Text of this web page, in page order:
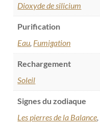
Dioxyde de silicium
Purification
Eau, Fumigation
Rechargement
Soleil
Signes du zodiaque
Les pierres de la Balance,